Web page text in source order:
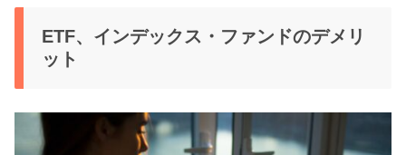
ETF、インデックス・ファンドのデメリ
ット